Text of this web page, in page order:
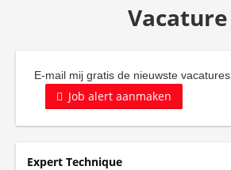
Vacature
E-mail mij gratis de nieuwste vacatures
Job alert aanmaken
Expert Technique